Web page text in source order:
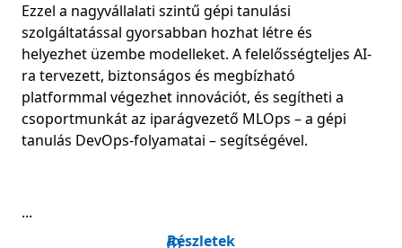
Ezzel a nagyvállalati szintű gépi tanulási
szolgáltatással gyorsabban hozhat létre és
helyezhet üzembe modelleket. A felelősségteljes AI-
ra tervezett, biztonságos és megbízható
platformmal végezhet innovációt, és segítheti a
csoportmunkát az iparágvezető MLOps – a gépi
tanulás DevOps-folyamatai – segítségével.
...
Részletek